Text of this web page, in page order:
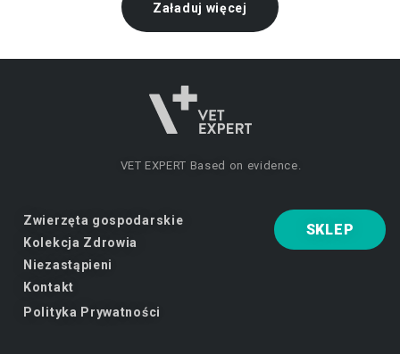
Załaduj więcej
VET EXPERT Based on evidence.
Zwierzęta gospodarskie
Kolekcja Zdrowia
Niezastąpieni
Kontakt
Polityka Prywatności
SKLEP